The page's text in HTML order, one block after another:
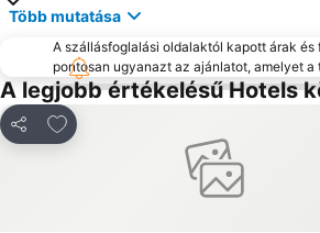
Több mutatása
A szállásfoglalási oldalaktól kapott árak
pontosan ugyanazt az ajánlatot, amelyet a
A legjobb értékelésű Hotels
Megosztás
Hozzáadás a kedvencekhez